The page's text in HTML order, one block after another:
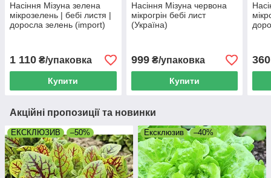
Насіння Мізуна зелена
мікрозелень | бебі листя |
доросла зелень (import)
1 110 ₴/упаковка
Купити
Насіння Мізуна червона
мікрогрін бебі лист
(Україна)
999₴/упаковка
Купити
360
Акційні пропозиції та новинки
ЕКСКЛЮЗИВ –50% Ексклюзив –40%